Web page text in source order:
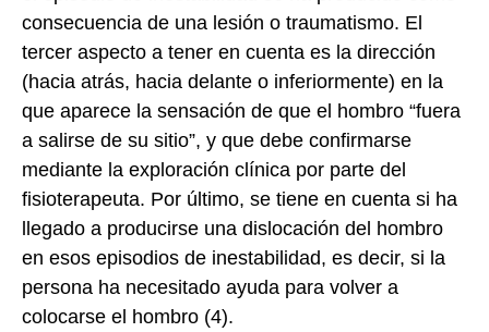
consecuencia de una lesión o traumatismo. El
tercer aspecto a tener en cuenta es la dirección
(hacia atrás, hacia delante o inferiormente) en la
que aparece la sensación de que el hombro “fuera
a salirse de su sitio”, y que debe confirmarse
mediante la exploración clínica por parte del
fisioterapeuta. Por último, se tiene en cuenta si ha
llegado a producirse una dislocación del hombro
en esos episodios de inestabilidad, es decir, si la
persona ha necesitado ayuda para volver a
colocarse el hombro (4).